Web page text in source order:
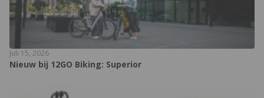
Juli 15, 2026
Nieuw bij 12GO Biking: Superior